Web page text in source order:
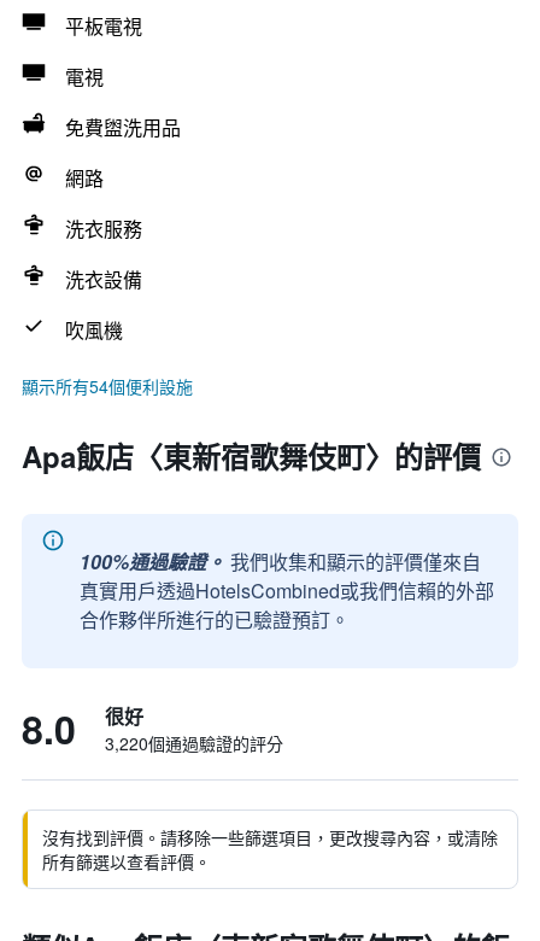
平板電視
電視
免費盥洗用品
網路
洗衣服務
洗衣設備
吹風機
顯示所有54個便利設施
Apa飯店〈東新宿歌舞伎町〉的評價
100%通過驗證。 我們收集和顯示的評價僅來自
真實用戶透過HotelsCombined或我們信賴的外部
合作夥伴所進行的已驗證預訂。
8.0 很好
3,220個通過驗證的評分
沒有找到評價。請移除一些篩選項目，更改搜尋內容，或清除
所有篩選以查看評價。